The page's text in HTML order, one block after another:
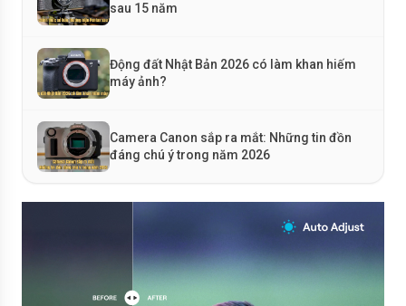
sau 15 năm
Động đất Nhật Bản 2026 có làm khan hiếm
máy ảnh?
Camera Canon sắp ra mắt: Những tin đồn
đáng chú ý trong năm 2026